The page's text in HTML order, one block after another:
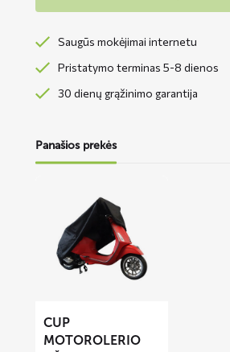
Saugūs mokėjimai internetu
Pristatymo terminas 5-8 dienos
30 dienų grąžinimo garantija
Panašios prekės
motorolerio
CUP
MOTOROLERIO